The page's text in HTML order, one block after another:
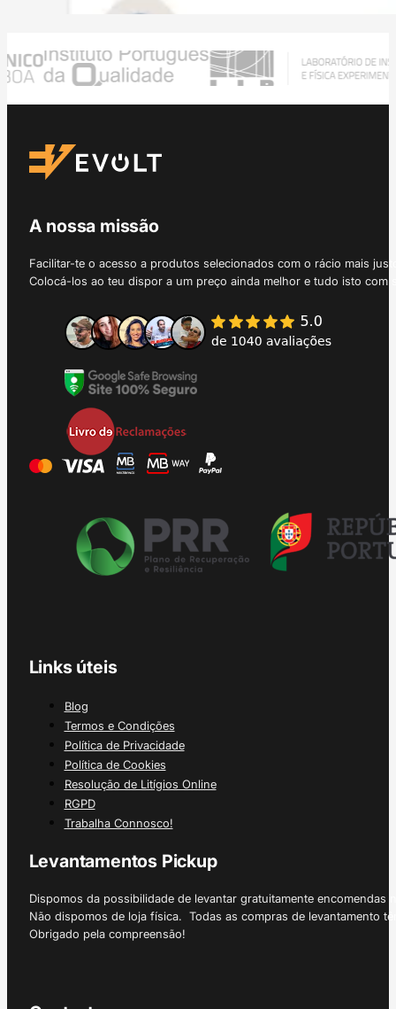
A nossa missão
Facilitar-te o acesso a produtos selecionados com o rácio mais
Colocá-los ao teu dispor a um preço ainda melhor e tudo isto
Links úteis
Blog
Termos e Condições
Política de Privacidade
Política de Cookies
Resolução de Litígios Online
RGPD
Trabalha Connosco!
Levantamentos Pickup
Dispomos da possibilidade de levantar gratuitamente
Não dispomos de loja física. Todas as compras de levantamento
Obrigado pela compreensão!